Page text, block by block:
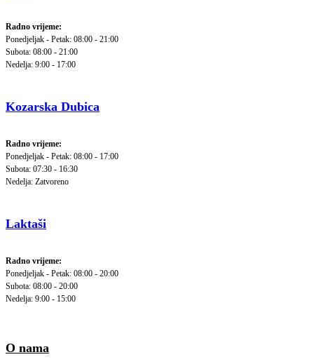
Radno vrijeme:
Ponedjeljak - Petak: 08:00 - 21:00
Subota: 08:00 - 21:00
Nedelja: 9:00 - 17:00
Kozarska Dubica
Radno vrijeme:
Ponedjeljak - Petak: 08:00 - 17:00
Subota: 07:30 - 16:30
Nedelja: Zatvoreno
Laktaši
Radno vrijeme:
Ponedjeljak - Petak: 08:00 - 20:00
Subota: 08:00 - 20:00
Nedelja: 9:00 - 15:00
O nama